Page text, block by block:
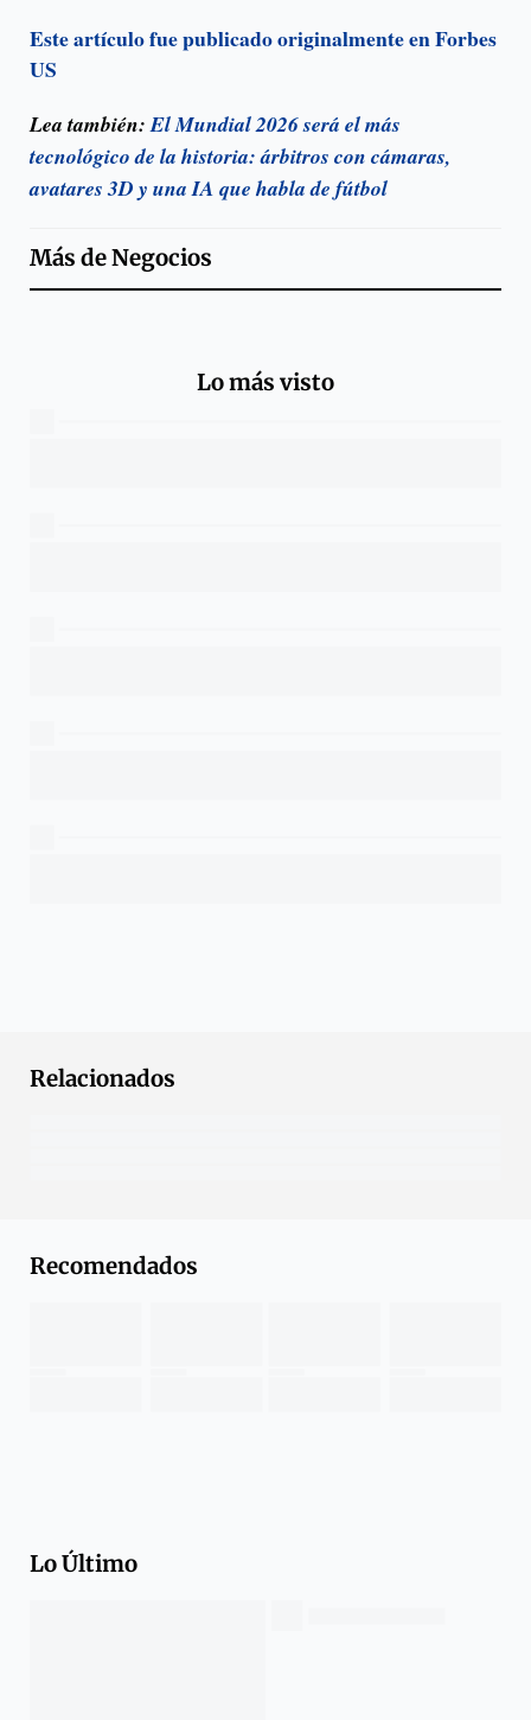
Este artículo fue publicado originalmente en Forbes
US
Lea también:El Mundial 2026 será el más
tecnológico de la historia: árbitros con cámaras,
avatares 3D y una IA que habla de fútbol
Más deNegocios
Lo más visto
Relacionados
Recomendados
Lo Último